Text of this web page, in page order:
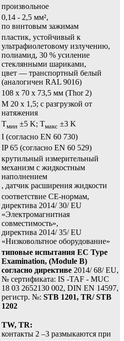
произвольное
0,14 - 2,5 мм²,
по винтовым зажимам
пластик, устойчивый к
ультрафиолетовому излучению,
полиамид, 30 % усиление
стеклянными шариками,
цвет — транспортный белый
(аналогичен RAL 9016)
108 x 70 x 73,5 мм (Thor 2)
M 20 x 1,5; с разгрузкой от
натяжения
Tмин ±5 K; Tмакс ±3 K
I (согласно EN 60 730)
IP 65 (согласно EN 60 529)
крутильный измерительный
механизм с жидкостным
наполнением
, датчик расширения жидкости
соответствие CE-нормам,
директива 2014/ 30/ EU
«Электромагнитная
совместимость»,
директива 2014/ 35/ EU
«Низковольтное оборудование»
типовые испытания EC Type
Examination, (Module B)
согласно директиве 2014/ 68/ EU,
№ сертификата: IS -TAF - MUC
18 03 2652130 002, DIN EN 14597,
регистр. №: STB 1201, TR/ STB
1202
TW, TR:
контакты 2 –3 размыкаются при